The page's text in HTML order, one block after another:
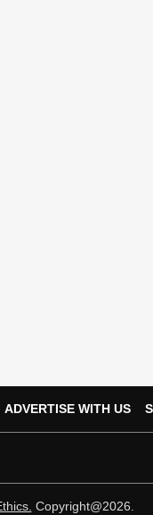
ADVERTISE WITH US
Copyright@2026.